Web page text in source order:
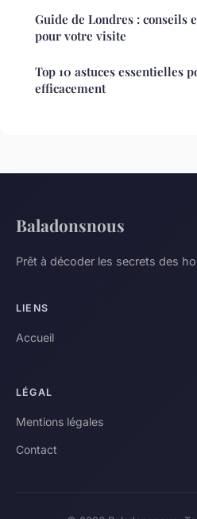
Guide de Londres : conseils
pour votre visite
Top 10 astuces essentielles
efficacement
Baladonsnous
Prêt à décoder les secrets des
LIENS
Accueil
LÉGAL
Mentions légales
Contact